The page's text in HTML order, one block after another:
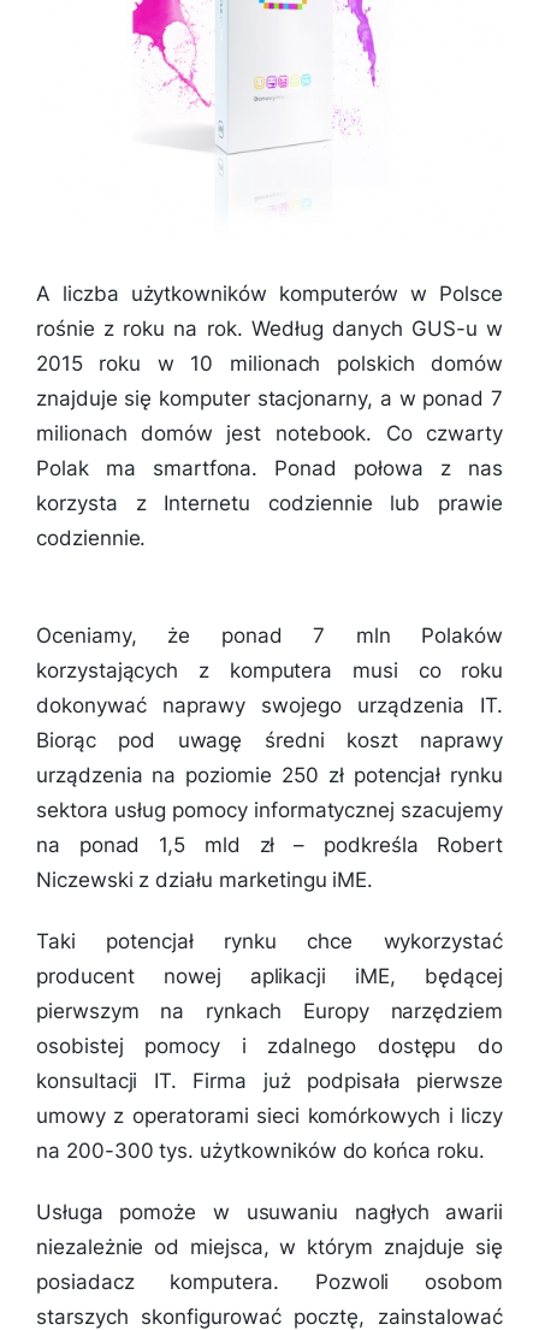
A liczba użytkowników komputerów w Polsce
rośnie z roku na rok. Według danych GUS-u w
2015 roku w 10 milionach polskich domów
znajduje się komputer stacjonarny, a w ponad 7
milionach domów jest notebook. Co czwarty
Polak ma smartfona. Ponad połowa z nas
korzysta z Internetu codziennie lub prawie
codziennie.
Oceniamy, że ponad 7 mln Polaków
korzystających z komputera musi co roku
dokonywać naprawy swojego urządzenia IT.
Biorąc pod uwagę średni koszt naprawy
urządzenia na poziomie 250 zł potencjał rynku
sektora usług pomocy informatycznej szacujemy
na ponad 1,5 mld zł – podkreśla Robert
Niczewski z działu marketingu iME.
Taki potencjał rynku chce wykorzystać
producent nowej aplikacji iME, będącej
pierwszym na rynkach Europy narzędziem
osobistej pomocy i zdalnego dostępu do
konsultacji IT. Firma już podpisała pierwsze
umowy z operatorami sieci komórkowych i liczy
na 200-300 tys. użytkowników do końca roku.
Usługa pomoże w usuwaniu nagłych awarii
niezależnie od miejsca, w którym znajduje się
posiadacz komputera. Pozwoli osobom
starszych skonfigurować pocztę, zainstalować